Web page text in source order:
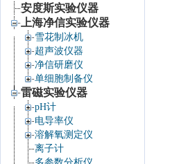
安度斯实验仪器
上海净信实验仪器
雪花制冰机
超声波仪器
净信研磨仪
单细胞制备仪
雷磁实验仪器
pH计
电导率仪
溶解氧测定仪
离子计